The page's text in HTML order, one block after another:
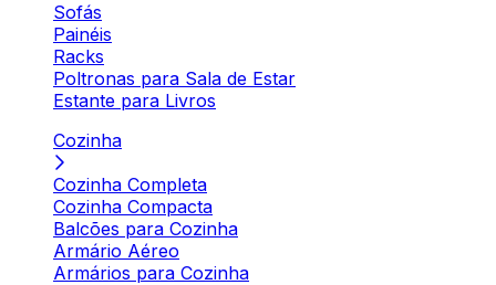
Sofás
Painéis
Racks
Poltronas para Sala de Estar
Estante para Livros
Cozinha
Cozinha Completa
Cozinha Compacta
Balcões para Cozinha
Armário Aéreo
Armários para Cozinha